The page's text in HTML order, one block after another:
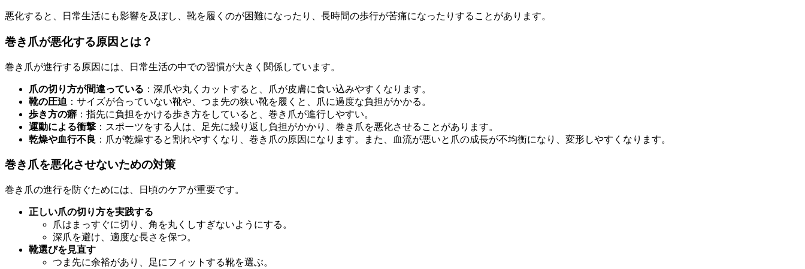
悪化すると、日常生活にも影響を及ぼし、靴を履くのが困難になったり、長時間の歩行が苦痛になったりすることがあります。
巻き爪が悪化する原因とは？
巻き爪が進行する原因には、日常生活の中での習慣が大きく関係しています。
爪の切り方が間違っている ：深爪や丸くカットすると、爪が皮膚に食い込みやすくなります。
靴の圧迫 ：サイズが合っていない靴や、つま先の狭い靴を履くと、爪に過度な負担がかかる。
歩き方の癖 ：指先に負担をかける歩き方をしていると、巻き爪が進行しやすい。
運動による衝撃 ：スポーツをする人は、足先に繰り返し負担がかかり、巻き爪を悪化させることがあります。
乾燥や血行不良 ：爪が乾燥すると割れやすくなり、巻き爪の原因になります。また、血流が悪いと爪の成長が不均衡になり、変形しやすくなります。
巻き爪を悪化させないための対策
巻き爪の進行を防ぐためには、日頃のケアが重要です。
正しい爪の切り方を実践する
爪はまっすぐに切り、角を丸くしすぎないようにする。
深爪を避け、適度な長さを保つ。
靴選びを見直す
つま先に余裕があり、足にフィットする靴を選ぶ。